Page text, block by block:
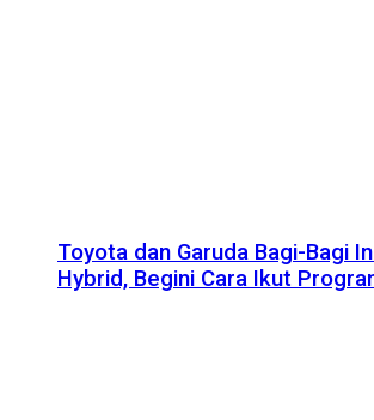
Toyota dan Garuda Bagi-Bagi
Hybrid, Begini Cara Ikut